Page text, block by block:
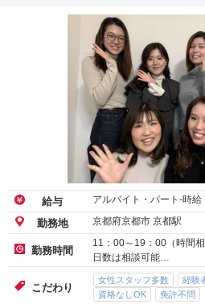
給与 アルバイト・パート-時給
勤務地 京都府京都市 京都駅
勤務時間
11：00～19：00（時間
日数は相談可能…
こだわり
女性スタッフ多数 経験
資格なしOK
免許不問